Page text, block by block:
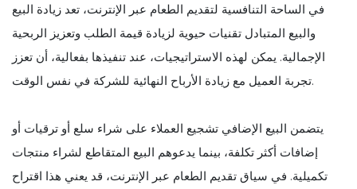
في الساحة التنافسية لتقديم الطعام عبر الإنترنت، تعد زيادة البيع
والبيع المتبادل تقنيات حيوية لزيادة قيمة الطلب وتعزيز الربحية
الإجمالية. يمكن لهذه الاستراتيجيات، عند تنفيذها بفعالية، أن تعزز
تجربة العميل مع زيادة الأرباح النهائية للشركة في نفس الوقت.
يتضمن البيع الإضافي تشجيع العملاء على شراء سلع أو ترقيات أو
إضافات أكثر تكلفة، بينما يدعوهم البيع المتقاطع لشراء منتجات
تكميلية. في سياق تقديم الطعام عبر الإنترنت، قد يعني هذا اقتراح